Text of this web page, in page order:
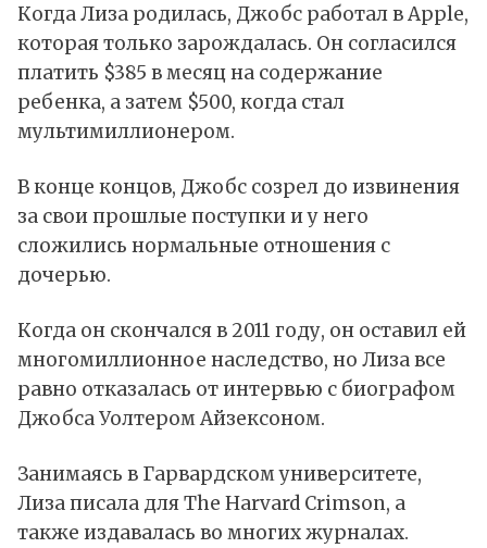
Когда Лиза родилась, Джобс работал в Apple,
которая только зарождалась. Он согласился
платить $385 в месяц на содержание
ребенка, а затем $500, когда стал
мультимиллионером.
В конце концов, Джобс созрел до извинения
за свои прошлые поступки и у него
сложились нормальные отношения с
дочерью.
Когда он скончался в 2011 году, он оставил ей
многомиллионное наследство, но Лиза все
равно отказалась от интервью с биографом
Джобса Уолтером Айзексоном.
Занимаясь в Гарвардском университете,
Лиза писала для The Harvard Crimson, а
также издавалась во многих журналах.